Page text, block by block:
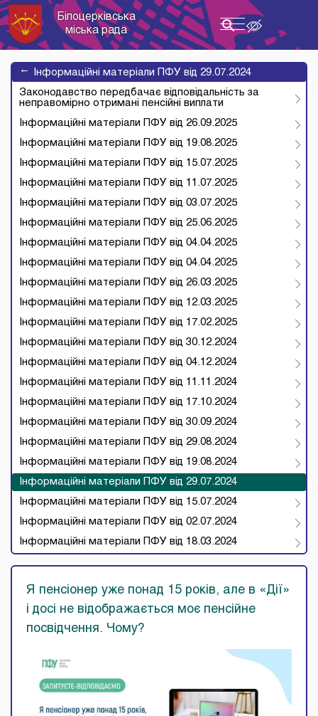
Toggle
navigation
Білоцерківська
міська рада
→
Інформаційні матеріали ПФУ від 29.07.2024
Законодавство передбачає відповідальність за
неправомірно отримані пенсійні виплати
Інформаційні матеріали ПФУ від 26.09.2025
Інформаційні матеріали ПФУ від 19.08.2025
Інформаційні матеріали ПФУ від 15.07.2025
Інформаційні матеріали ПФУ від 11.07.2025
Інформаційні матеріали ПФУ від 03.07.2025
Інформаційні матеріали ПФУ від 25.06.2025
Інформаційні матеріали ПФУ від 04.04.2025
Інформаційні матеріали ПФУ від 04.04.2025
Інформаційні матеріали ПФУ від 26.03.2025
Інформаційні матеріали ПФУ від 12.03.2025
Інформаційні матеріали ПФУ від 17.02.2025
Інформаційні матеріали ПФУ від 30.12.2024
Інформаційні матеріали ПФУ від 04.12.2024
Інформаційні матеріали ПФУ від 11.11.2024
Інформаційні матеріали ПФУ від 17.10.2024
Інформаційні матеріали ПФУ від 30.09.2024
Інформаційні матеріали ПФУ від 29.08.2024
Інформаційні матеріали ПФУ від 19.08.2024
Інформаційні матеріали ПФУ від 29.07.2024
Інформаційні матеріали ПФУ від 15.07.2024
Інформаційні матеріали ПФУ від 02.07.2024
Інформаційні матеріали ПФУ від 18.03.2024
Я пенсіонер уже понад 15 років, але в «Дії»
і досі не відображається моє пенсійне
посвідчення. Чому?